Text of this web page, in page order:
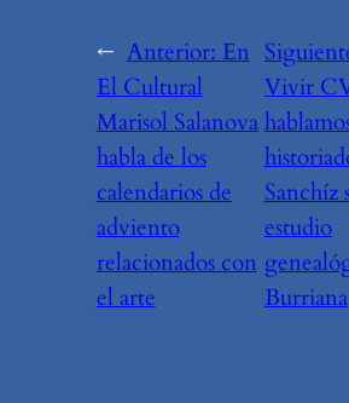
← Anterior: En
El Cultural
Marisol Salanova
habla de los
calendarios de
adviento
relacionados con
el arte
Vivir
Sanchíz
estudio
Burriana